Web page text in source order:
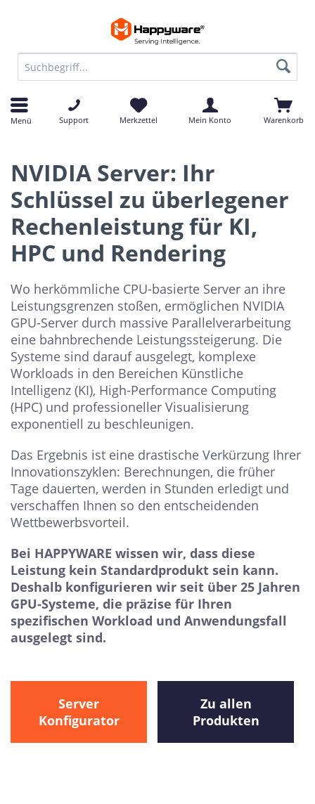
Menü Support Merkzettel Mein Konto Warenkorb
NVIDIA Server: Ihr
Schlüssel zu überlegener
Rechenleistung für KI,
HPC und Rendering
Wo herkömmliche CPU-basierte Server an ihre
Leistungsgrenzen stoßen, ermöglichen NVIDIA
GPU-Server durch massive Parallelverarbeitung
eine bahnbrechende Leistungssteigerung. Die
Systeme sind darauf ausgelegt, komplexe
Workloads in den Bereichen Künstliche
Intelligenz (KI), High-Performance Computing
(HPC) und professioneller Visualisierung
exponentiell zu beschleunigen.
Das Ergebnis ist eine drastische Verkürzung Ihrer
Innovationszyklen: Berechnungen, die früher
Tage dauerten, werden in Stunden erledigt und
verschaffen Ihnen so den entscheidenden
Wettbewerbsvorteil.
Bei HAPPYWARE wissen wir, dass diese
Leistung kein Standardprodukt sein kann.
Deshalb konfigurieren wir seit über 25 Jahren
GPU-Systeme, die präzise für Ihren
spezifischen Workload und Anwendungsfall
ausgelegt sind.
Server
Konfigurator
Zu allen
Produkten